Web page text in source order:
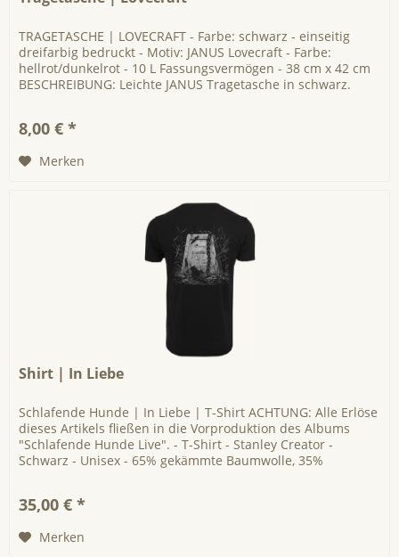
TRAGETASCHE | LOVECRAFT - Farbe: schwarz - einseitig
dreifarbig bedruckt - Motiv: JANUS Lovecraft - Farbe:
hellrot/dunkelrot - 10 L Fassungsvermögen - 38 cm x 42 cm
BESCHREIBUNG: Leichte JANUS Tragetasche in schwarz.
8,00 € *
Merken
Shirt | In Liebe
Schlafende Hunde | In Liebe | T-Shirt ACHTUNG: Alle Erlöse
dieses Artikels fließen in die Vorproduktion des Albums
"Schlafende Hunde Live". - T-Shirt - Stanley Creator -
Schwarz - Unisex - 65% gekämmte Baumwolle, 35%
35,00 € *
Merken